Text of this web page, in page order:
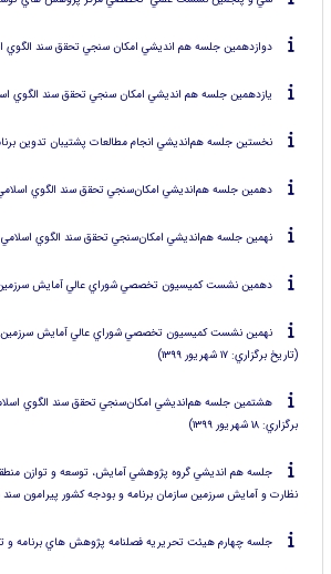
دوازدهمين جلسه هم انديشي امكان سنجي تحقق سند الگوي
يازدهمين جلسه هم انديشي امكان سنجي تحقق سند الگوي
نخستين جلسه هم‌انديشي انجام مطالعات پشتيبان تدوين
دهمين جلسه هم‌انديشي امكان‌سنجي تحقق سند الگوي
نهمين جلسه هم‌انديشي امكان‌سنجي تحقق سند الگوي اسلامي
دهمين نشست كميسيون تخصصي شوراي عالي آمايش
نهمين نشست كميسيون تخصصي شوراي عالي آمايش سرزمين
(تاريخ برگزاري: ۱۷ شهريور ۱۳۹۹)
هشتمين جلسه هم‌انديشي امكان‌سنجي تحقق سند الگوي
برگزاري: ۱۸ شهريور ۱۳۹۹)
جلسه هم انديشي گروه پژوهشي آمايش، توسعه و توازن منطقه
نظارت و آمايش سرزمين سازمان برنامه و بودجه كشور پيرامون
جلسه چهارم هيئت تحريريه فصلنامه پژوهش هاي برنامه و